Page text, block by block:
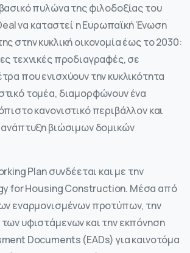
πυλώνα της φιλοδοξίας του
να καταστεί η Ευρωπαϊκή Ένωση
στην κυκλική οικονομία έως το 2030:
τεχνικές προδιαγραφές, σε
που ενισχύουν την κυκλικότητα
τομέα, διαμορφώνουν ένα
κανονιστικό περιβάλλον και
ανάπτυξη βιώσιμων δομικών
Plan συνδέεται και με την
for Housing Construction. Μέσα από
εναρμονισμένων προτύπων, την
υφιστάμενων και την εκπόνηση
Documents (EADs) για καινοτόμα